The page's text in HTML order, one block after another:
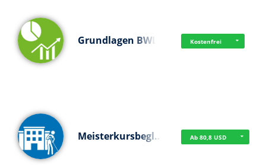
Grundlagen BWL Kostenfrei
Meisterkursbegl… Ab 80,8 USD